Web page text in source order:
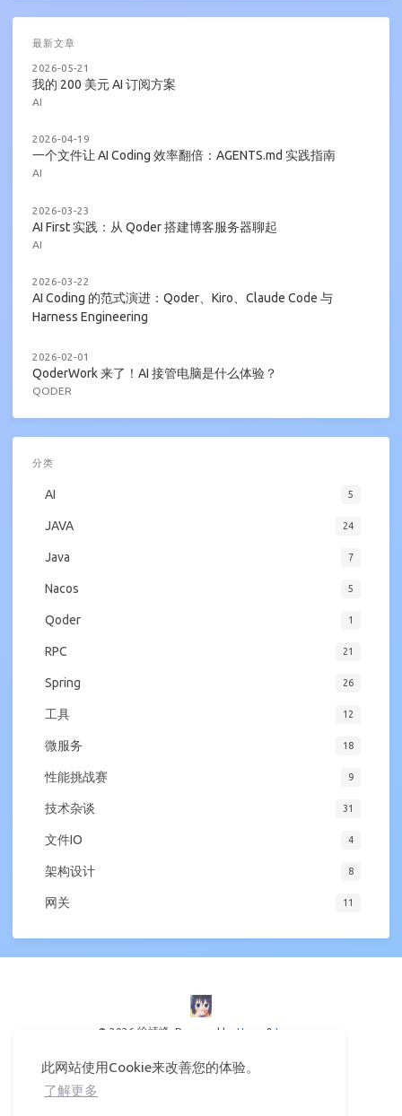
此网站使用Cookie来改善您的体验。
了解更多
最新文章
2026-05-21
我的 200 美元 AI 订阅方案
AI
2026-04-19
一个文件让 AI Coding 效率翻倍：AGENTS.md 实践指南
AI
2026-03-23
AI First 实践：从 Qoder 搭建博客服务器聊起
AI
2026-03-22
AI Coding 的范式演进：Qoder、Kiro、Claude Code 与
Harness Engineering
2026-02-01
QoderWork 来了！AI 接管电脑是什么体验？
QODER
分类
AI 5
JAVA 24
Java 7
Nacos 5
Qoder 1
RPC 21
Spring 26
工具 12
微服务 18
性能挑战赛 9
技术杂谈 31
文件IO 4
架构设计 8
网关 11
© 2026 徐靖峰 Powered by Hexo & Icarus